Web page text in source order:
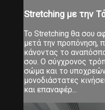
Stretching με την
Το Stretching θα σου
μετά την προπόνηση,
κάνοντας το
σου. Ο σύγχρονος
σώμα και το
μονοδιάστατες
και επαναφέρ...